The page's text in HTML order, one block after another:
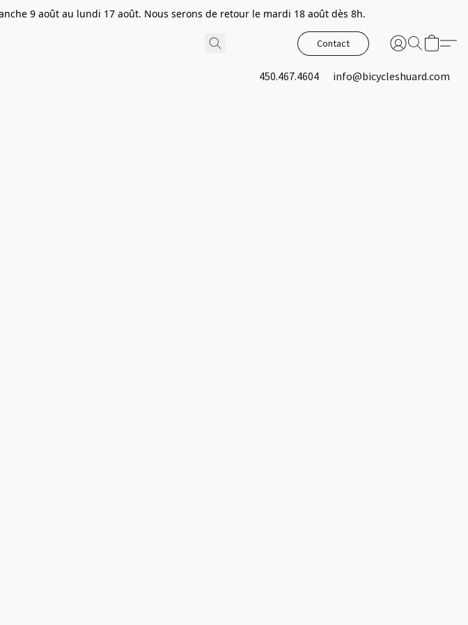
9 août au lundi 17 août. Nous serons de retour le mardi 18 août dès 8h.
Contact
450.467.4604 info@bicycleshuard.com